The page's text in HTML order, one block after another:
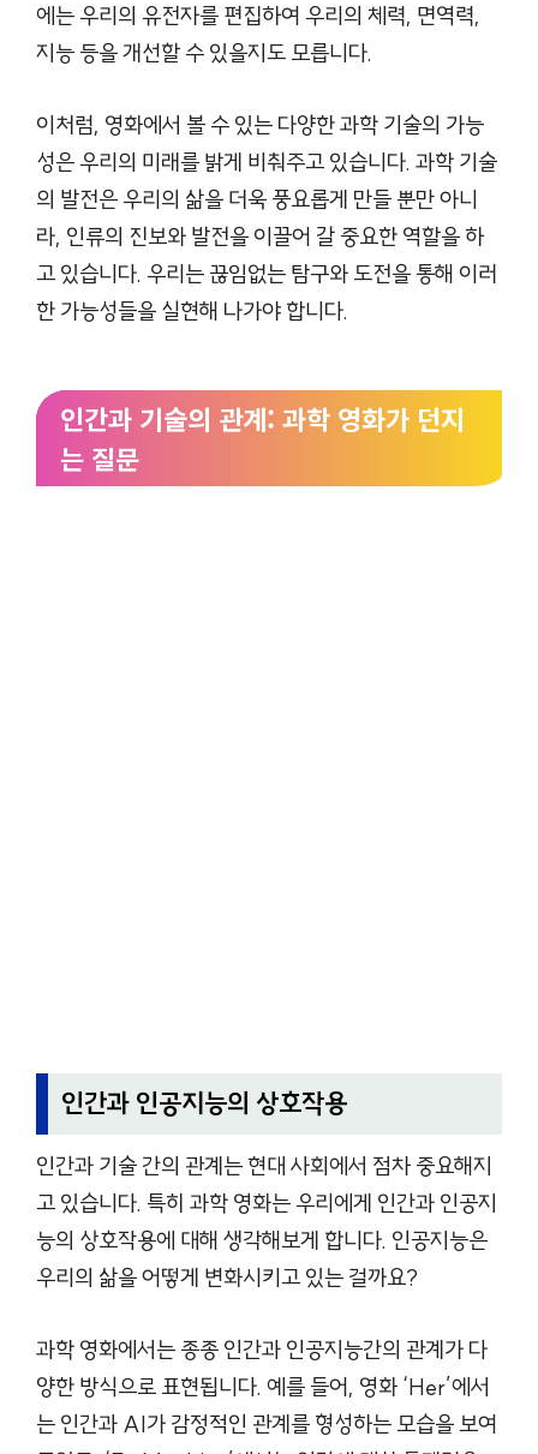
에는 우리의 유전자를 편집하여 우리의 체력, 면역력,
지능 등을 개선할 수 있을지도 모릅니다.
이처럼, 영화에서 볼 수 있는 다양한 과학 기술의 가능
성은 우리의 미래를 밝게 비춰주고 있습니다. 과학 기술
의 발전은 우리의 삶을 더욱 풍요롭게 만들 뿐만 아니
라, 인류의 진보와 발전을 이끌어 갈 중요한 역할을 하
고 있습니다. 우리는 끊임없는 탐구와 도전을 통해 이러
한 가능성들을 실현해 나가야 합니다.
인간과 기술의 관계: 과학 영화가 던지
는 질문
인간과 인공지능의 상호작용
인간과 기술 간의 관계는 현대 사회에서 점차 중요해지
고 있습니다. 특히 과학 영화는 우리에게 인간과 인공지
능의 상호작용에 대해 생각해보게 합니다. 인공지능은
우리의 삶을 어떻게 변화시키고 있는 걸까요?
과학 영화에서는 종종 인간과 인공지능간의 관계가 다
양한 방식으로 표현됩니다. 예를 들어, 영화 ‘Her’에서
는 인간과 AI가 감정적인 관계를 형성하는 모습을 보여